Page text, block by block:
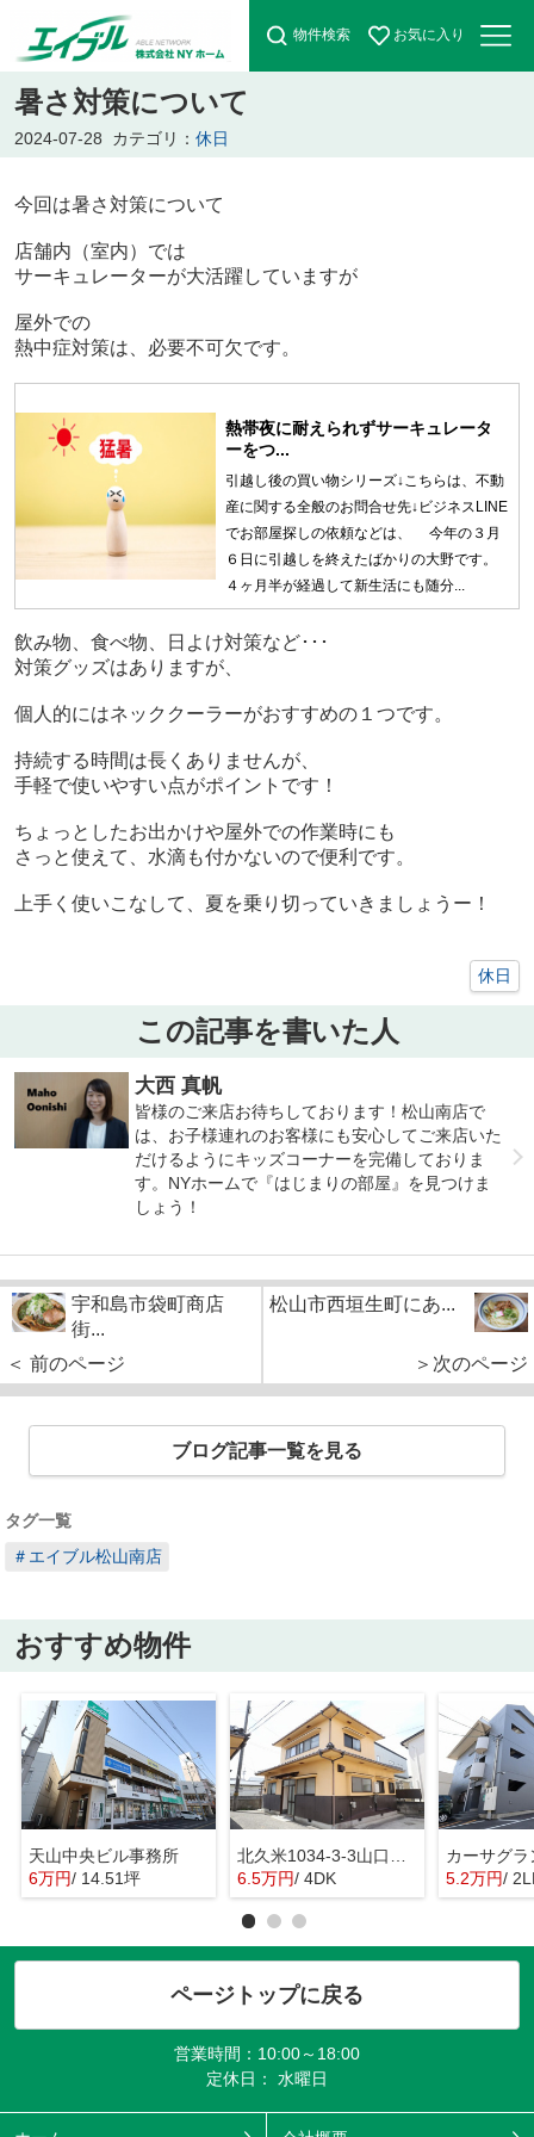
物件検索 お気に入り
暑さ対策について
2024-07-28 カテゴリ： 休日
今回は暑さ対策について
店舗内（室内）では
サーキュレーターが大活躍していますが
屋外での
熱中症対策は、必要不可欠です。
熱帯夜に耐えられずサーキュレータ
ーをつ...
引越し後の買い物シリーズ↓こちらは、不動
産に関する全般のお問合せ先↓ビジネスLINE
でお部屋探しの依頼などは、 今年の３月
６日に引越しを終えたばかりの大野です。
４ヶ月半が経過して新生活にも随分...
飲み物、食べ物、日よけ対策など･･･
対策グッズはありますが、
個人的にはネッククーラーがおすすめの１つです。
持続する時間は長くありませんが、
手軽で使いやすい点がポイントです！
ちょっとしたお出かけや屋外での作業時にも
さっと使えて、水滴も付かないので便利です。
上手く使いこなして、夏を乗り切っていきましょうー！
休日
この記事を書いた人
大西 真帆
皆様のご来店お待ちしております！松山南店で
は、お子様連れのお客様にも安心してご来店いた
だけるようにキッズコーナーを完備しておりま
す。NYホームで『はじまりの部屋』を見つけま
しょう！
宇和島市袋町商店
街...
＜ 前のページ
松山市西垣生町にあ...
＞次のページ
ブログ記事一覧を見る
タグ一覧
＃エイブル松山南店
おすすめ物件
天山中央ビル事務所
6万円/ 14.51坪
6.5万円/ 4DK
カーサグラ
5.2万円/
ページトップに戻る
営業時間：10:00～18:00
定休日： 水曜日